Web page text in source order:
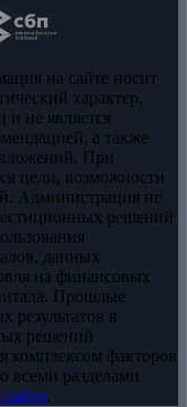
на сайте носит
характер,
и не является
а также
При
цели, возможности
Администрация не
решений
данных
на финансовых
Прошлые
результатов в
решений
комплексом факторов
всеми разделами
сайта.